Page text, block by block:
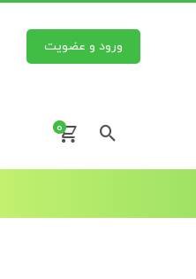
ورود و عضویت
0